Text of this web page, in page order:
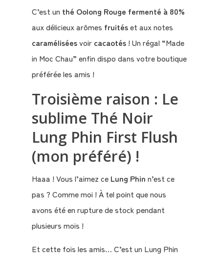
Blog
Mon
compte
Mon
Panier
C’est unthé Oolong Rouge fermenté à 80%
aux délicieux arômes fruitéset aux notes
caraméliséesvoir cacaotés! Un régal “Made
in Moc Chau” enfin dispo dans votre boutique
préférée les amis !
Troisième raison : Le
sublime Thé Noir
Lung Phin First Flush
(mon préféré) !
Haaa ! Vous l’aimez ce Lung Phin n’est ce
pas ? Comme moi ! À tel point que nous
avons été en rupture de stock pendant
plusieurs mois !
Et cette fois les amis… C’est un Lung Phin